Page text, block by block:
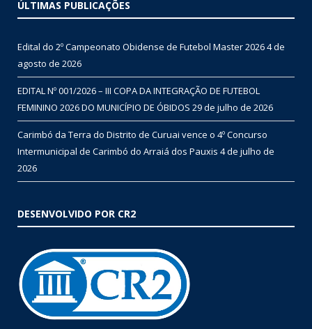
ÚLTIMAS PUBLICAÇÕES
Edital do 2º Campeonato Obidense de Futebol Master 20264 de
agosto de 2026
EDITAL Nº 001/2026 – III COPA DA INTEGRAÇÃO DE FUTEBOL
FEMININO 2026 DO MUNICÍPIO DE ÓBIDOS 29 de julho de 2026
Carimbó da Terra do Distrito de Curuai vence o 4º Concurso
Intermunicipal de Carimbó do Arraiá dos Pauxis 4 de julho de
2026
DESENVOLVIDO POR CR2